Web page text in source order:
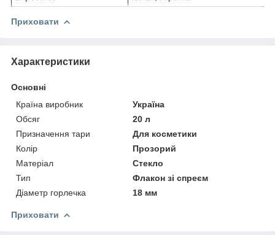
Приховати
Характеристики
Основні
Країна виробник
Україна
Обсяг
20 л
Призначення тари
Для косметики
Колір
Прозорий
Матеріал
Стекло
Тип
Флакон зі спреєм
Діаметр горлечка
18 мм
Приховати